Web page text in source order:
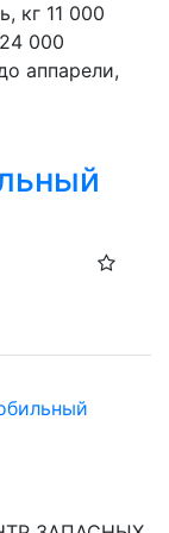
кг 11 000
000
аппарели,